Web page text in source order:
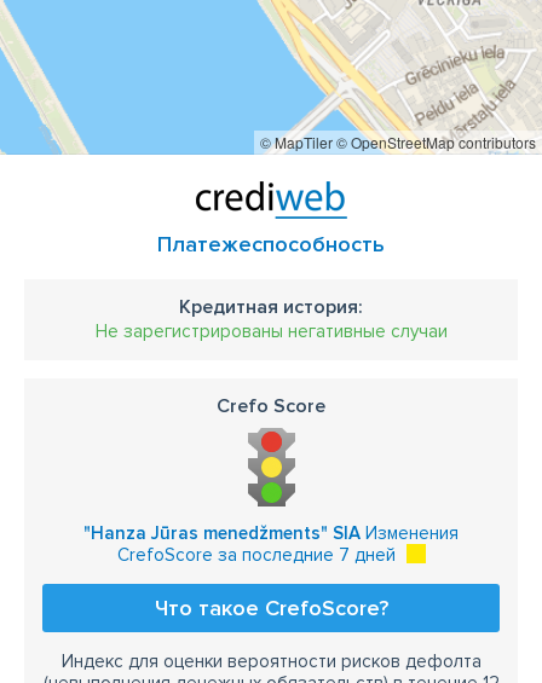
© MapTiler© OpenStreetMap contributors
Платежеспособность
Кредитная история:
Не зарегистрированы негативные случаи
Crefo Score
"Hanza Jūras menedžments" SIA Изменения
CrefoScore за последние 7 дней
Что такое CrefoScore?
Индекс для оценки вероятности рисков дефолта